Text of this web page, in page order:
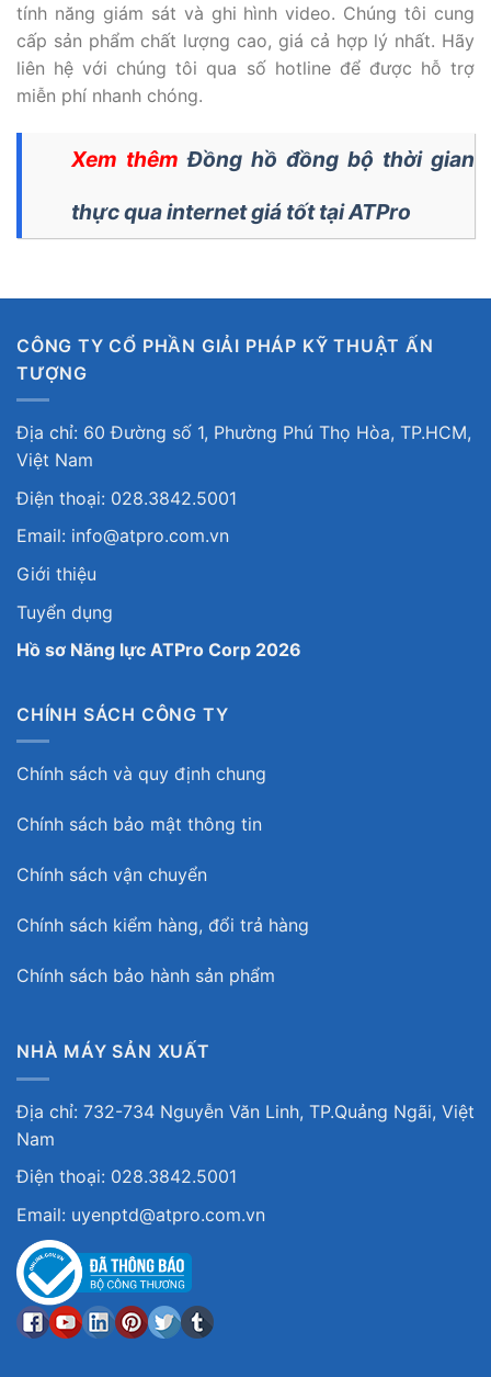
tính năng giám sát và ghi hình video. Chúng tôi cung
cấp sản phẩm chất lượng cao, giá cả hợp lý nhất. Hãy
liên hệ với chúng tôi qua số hotline để được hỗ trợ
miễn phí nhanh chóng.
Xem thêm Đồng hồ đồng bộ thời gian
thực qua internet giá tốt tại ATPro
CÔNG TY CỔ PHẦN GIẢI PHÁP KỸ THUẬT ẤN
TƯỢNG
Địa chỉ: 60 Đường số 1, Phường Phú Thọ Hòa, TP.HCM,
Việt Nam
Điện thoại: 028.3842.5001
Email: info@atpro.com.vn
Giới thiệu
Tuyển dụng
Hồ sơ Năng lực ATPro Corp 2026
CHÍNH SÁCH CÔNG TY
Chính sách và quy định chung
Chính sách bảo mật thông tin
Chính sách vận chuyển
Chính sách kiểm hàng, đổi trả hàng
Chính sách bảo hành sản phẩm
NHÀ MÁY SẢN XUẤT
Địa chỉ: 732-734 Nguyễn Văn Linh, TP.Quảng Ngãi, Việt
Nam
Điện thoại: 028.3842.5001
Email: uyenptd@atpro.com.vn